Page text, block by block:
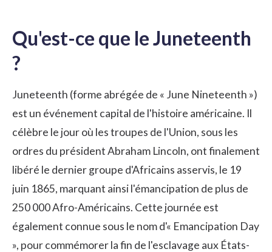
Qu'est-ce que le Juneteenth
?
Juneteenth (forme abrégée de « June Nineteenth »)
est un événement capital de l'histoire américaine. Il
célèbre le jour où les troupes de l'Union, sous les
ordres du président Abraham Lincoln, ont finalement
libéré le dernier groupe d'Africains asservis, le 19
juin 1865, marquant ainsi l'émancipation de plus de
250 000 Afro-Américains. Cette journée est
également connue sous le nom d'« Emancipation Day
», pour commémorer la fin de l'esclavage aux États-